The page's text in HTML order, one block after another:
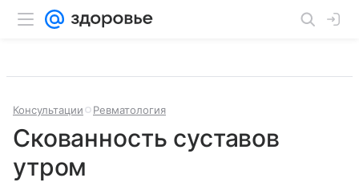
Консультации Ревматология
Скованность суставов
утром